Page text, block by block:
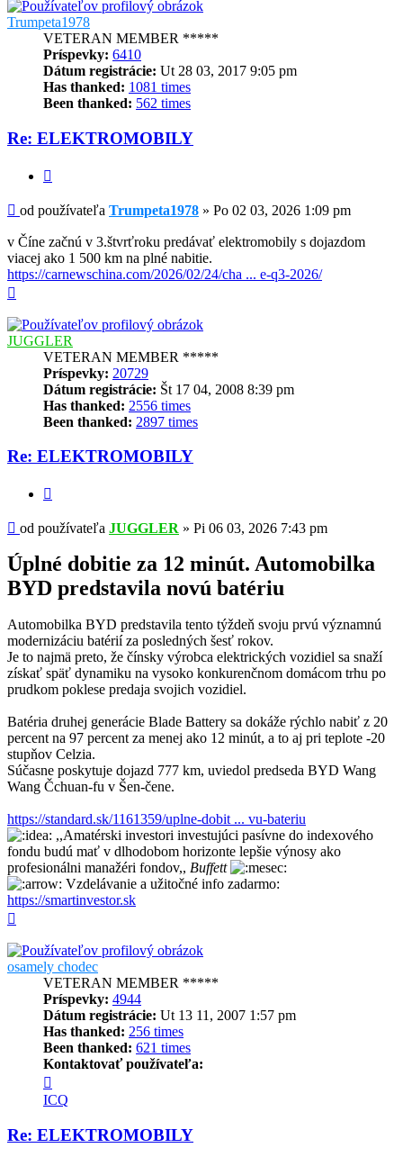
Trumpeta1978
VETERAN MEMBER *****
Príspevky: 6410
Dátum registrácie: Ut 28 03, 2017 9:05 pm
Has thanked: 1081 times
Been thanked: 562 times
Re: ELEKTROMOBILY
Príspevok
od používateľa Trumpeta1978 » Po 02 03, 2026 1:09 pm
v Číne začnú v 3.štvrťroku predávať elektromobily s dojazdom
viacej ako 1 500 km na plné nabitie.
https://carnewschina.com/2026/02/24/cha ... e-q3-2026/
JUGGLER
VETERAN MEMBER *****
Príspevky: 20729
Dátum registrácie: Št 17 04, 2008 8:39 pm
Has thanked: 2556 times
Been thanked: 2897 times
Re: ELEKTROMOBILY
Príspevok
od používateľa JUGGLER » Pi 06 03, 2026 7:43 pm
Úplné dobitie za 12 minút. Automobilka
BYD predstavila novú batériu
Automobilka BYD predstavila tento týždeň svoju prvú významnú
modernizáciu batérií za posledných šesť rokov.
Je to najmä preto, že čínsky výrobca elektrických vozidiel sa snaží
získať späť dynamiku na vysoko konkurenčnom domácom trhu po
prudkom poklese predaja svojich vozidiel.
Batéria druhej generácie Blade Battery sa dokáže rýchlo nabiť z 20
percent na 97 percent za menej ako 12 minút, a to aj pri teplote -20
stupňov Celzia.
Súčasne poskytuje dojazd 777 km, uviedol predseda BYD Wang
Wang Čchuan-fu v Šen-čene.
https://standard.sk/1161359/uplne-dobit ... vu-bateriu
,,Amatérski investori investujúci pasívne do indexového
fondu budú mať v dlhodobom horizonte lepšie výnosy ako
profesionálni manažéri fondov,, Buffett
Vzdelávanie a užitočné info zadarmo:
https://smartinvestor.sk
osamely chodec
VETERAN MEMBER *****
Príspevky: 4944
Dátum registrácie: Ut 13 11, 2007 1:57 pm
Has thanked: 256 times
Been thanked: 621 times
Kontaktovať používateľa:
informácie
používateľa
-
osamely
ICQ
Re: ELEKTROMOBILY